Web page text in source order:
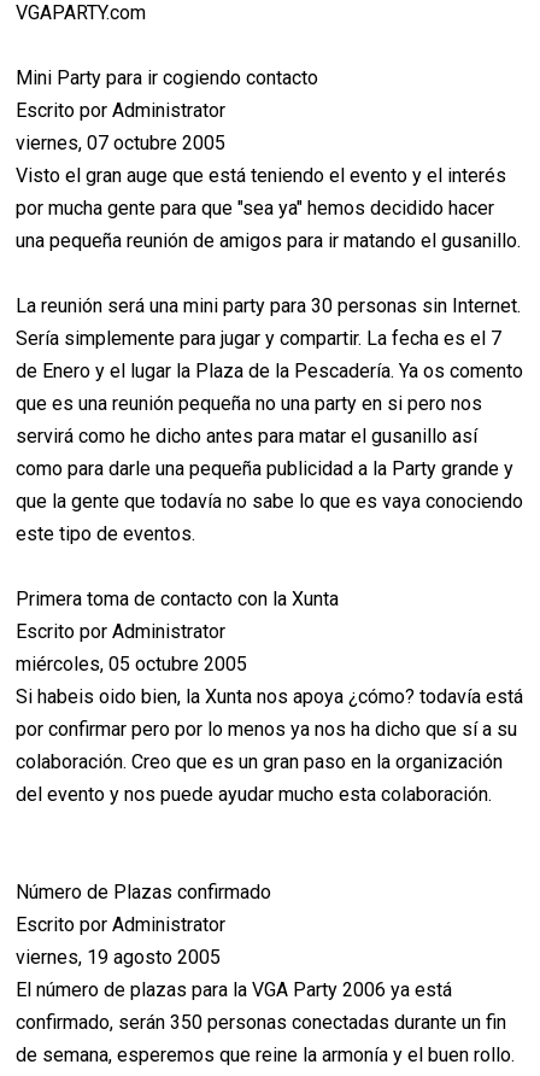
VGAPARTY.com
Mini Party para ir cogiendo contacto
Escrito por Administrator
viernes, 07 octubre 2005
Visto el gran auge que está teniendo el evento y el interés
por mucha gente para que "sea ya" hemos decidido hacer
una pequeña reunión de amigos para ir matando el gusanillo.
La reunión será una mini party para 30 personas sin Internet.
Sería simplemente para jugar y compartir. La fecha es el 7
de Enero y el lugar la Plaza de la Pescadería. Ya os comento
que es una reunión pequeña no una party en si pero nos
servirá como he dicho antes para matar el gusanillo así
como para darle una pequeña publicidad a la Party grande y
que la gente que todavía no sabe lo que es vaya conociendo
este tipo de eventos.
Primera toma de contacto con la Xunta
Escrito por Administrator
miércoles, 05 octubre 2005
Si habeis oido bien, la Xunta nos apoya ¿cómo? todavía está
por confirmar pero por lo menos ya nos ha dicho que sí a su
colaboración. Creo que es un gran paso en la organización
del evento y nos puede ayudar mucho esta colaboración.
Número de Plazas confirmado
Escrito por Administrator
viernes, 19 agosto 2005
El número de plazas para la VGA Party 2006 ya está
confirmado, serán 350 personas conectadas durante un fin
de semana, esperemos que reine la armonía y el buen rollo.